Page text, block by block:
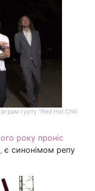
гурту "Red Hot Chili
року проніс
є синонімом репу